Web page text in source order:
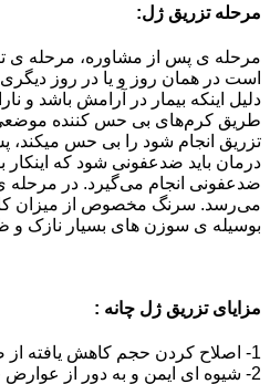
مرحله تزریق ژل‌‌:
مرحله ی پس از مشاوره، مرحله ی
است در همان روز و یا در روز دیگری
دلیل اینکه بیمار در آرامش باشد و
طریق کرم‌های بی حس کننده
تزریق انجام شود را بی حس
درمان باید ضدعفونی شود که اینکار
ضدعفونی انجام می‌گیرد. در مرحله
می‌رسد. سرنگ مخصوص از میزان
بوسیله ی سوزن های بسیار نازک
مزایای تزریق ژل چانه :
1- اصلاح کردن حجم کاهش یافته از صورت به علت بالا رفتن سن
2- شیوه ای ایمن و به دور از عوارض جراحی